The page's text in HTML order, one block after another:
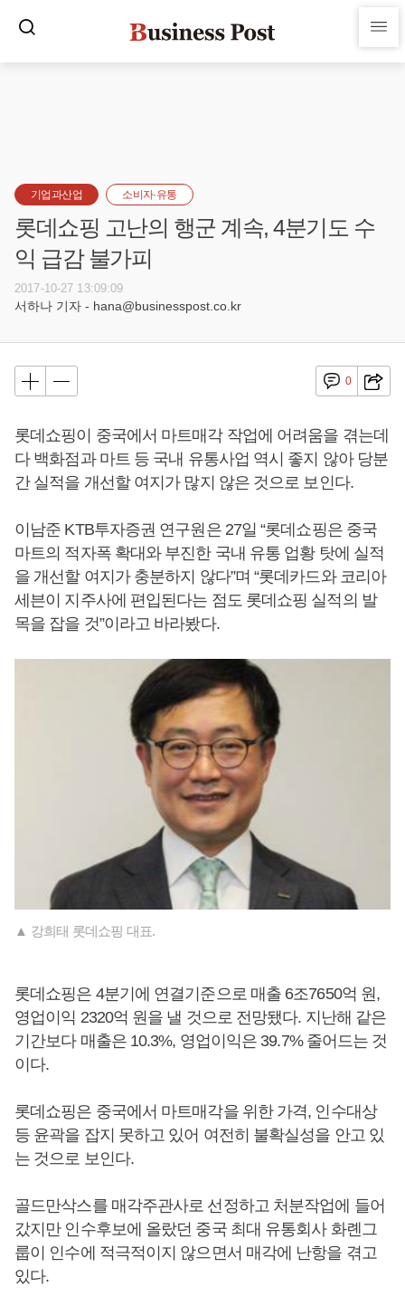
기업과산업 소비자·유통
롯데쇼핑 고난의 행군 계속, 4분기도 수
익 급감 불가피
2017-10-27 13:09:09
서하나 기자 - hana@businesspost.co.kr
0
롯데쇼핑이 중국에서 마트매각 작업에 어려움을 겪는데
다 백화점과 마트 등 국내 유통사업 역시 좋지 않아 당분
간 실적을 개선할 여지가 많지 않은 것으로 보인다.
이남준 KTB투자증권 연구원은 27일 “롯데쇼핑은 중국
마트의 적자폭 확대와 부진한 국내 유통 업황 탓에 실적
을 개선할 여지가 충분하지 않다”며 “롯데카드와 코리아
세븐이 지주사에 편입된다는 점도 롯데쇼핑 실적의 발
목을 잡을 것”이라고 바라봤다.
▲ 강희태 롯데쇼핑 대표.
롯데쇼핑은 4분기에 연결기준으로 매출 6조7650억 원,
영업이익 2320억 원을 낼 것으로 전망됐다. 지난해 같은
기간보다 매출은 10.3%, 영업이익은 39.7% 줄어드는 것
이다.
롯데쇼핑은 중국에서 마트매각을 위한 가격, 인수대상
등 윤곽을 잡지 못하고 있어 여전히 불확실성을 안고 있
는 것으로 보인다.
골드만삭스를 매각주관사로 선정하고 처분작업에 들어
갔지만 인수후보에 올랐던 중국 최대 유통회사 화롄그
룹이 인수에 적극적이지 않으면서 매각에 난항을 겪고
있다.